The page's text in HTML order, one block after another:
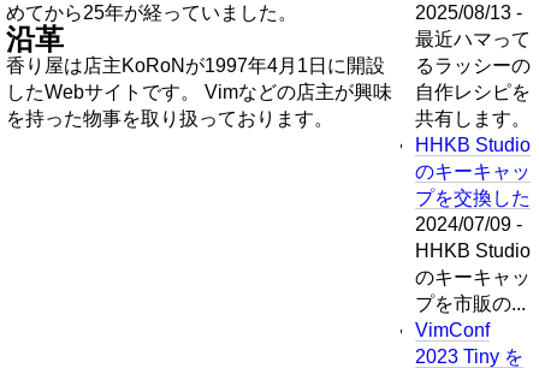
めてから25年が経っていました。
沿革
香り屋は店主KoRoNが1997年4月1日に開設
したWebサイトです。 Vimなどの店主が興味
を持った物事を取り扱っております。
2025/08/13 -
最近ハマって
るラッシーの
自作レシピを
共有します。
HHKB Studio
のキーキャッ
プを交換した
2024/07/09 -
HHKB Studio
のキーキャッ
プを市販の...
VimConf
2023 Tiny を